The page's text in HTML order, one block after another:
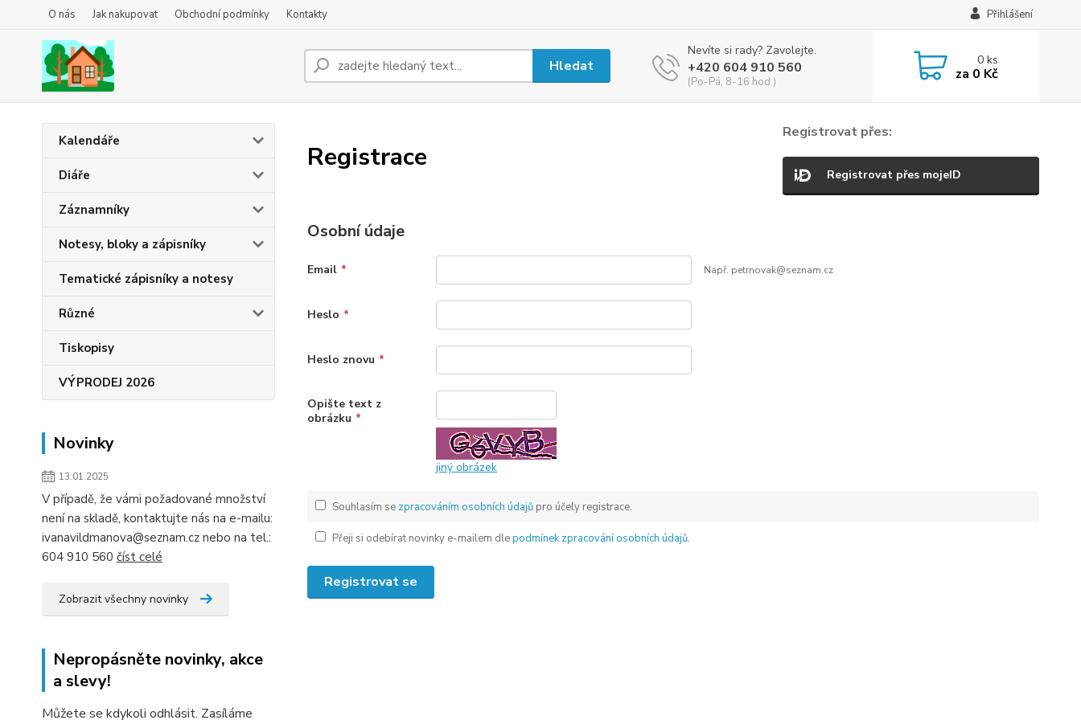
O nás Jak nakupovat Obchodní podmínky Kontakty Přihlášení
Hledat
Nevíte si rady? Zavolejte.
+420 604 910 560
(Po-Pá, 8-16 hod.)
0ks
za 0 Kč
Kalendáře
Diáře
Záznamníky
Notesy, bloky a zápisníky
Tematické zápisníky a notesy
Různé
Tiskopisy
VÝPRODEJ 2026
Novinky
13.01.2025
V případě, že vámi požadované množství
není na skladě, kontaktujte nás na e-mailu:
ivanavildmanova@seznam.cz nebo na tel.:
604 910 560 číst celé
Zobrazit všechny novinky
Nepropásněte novinky, akce
a slevy!
Můžete se kdykoli odhlásit. Zasíláme
Registrace
Registrovat přes:
Registrovat přes mojeID
Osobní údaje
Email * Např. petrnovak@seznam.cz
Heslo *
Heslo znovu *
Opište text z
obrázku *
jiný obrázek
Souhlasím se zpracováním osobních údajůpro účely registrace.
Přeji si odebírat novinky e-mailem dlepodmínek zpracování osobních údajů.
Registrovat se